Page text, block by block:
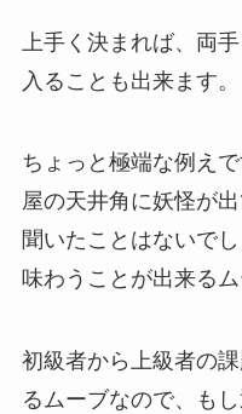
上手く決まれば、両
入ることも出来ます。
ちょっと極端な例え
屋の天井角に妖怪が
聞いたことはないで
味わうことが出来る
初級者から上級者の
るムーブなので、も